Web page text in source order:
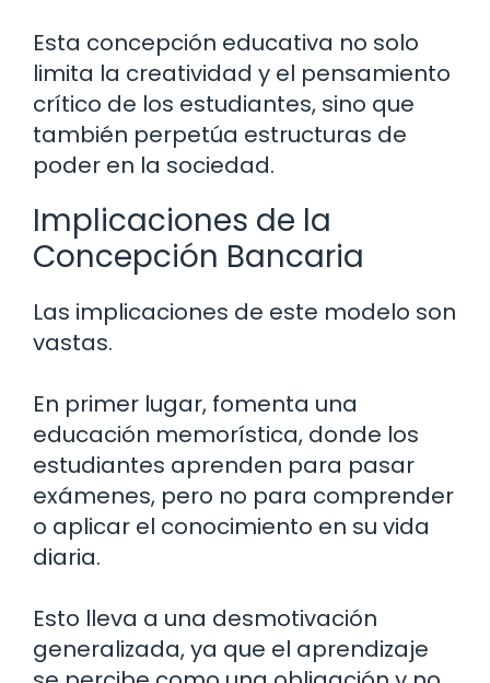
Esta concepción educativa no solo
limita la creatividad y el pensamiento
crítico de los estudiantes, sino que
también perpetúa estructuras de
poder en la sociedad.
Implicaciones de la
Concepción Bancaria
Las implicaciones de este modelo son
vastas.
En primer lugar, fomenta una
educación memorística, donde los
estudiantes aprenden para pasar
exámenes, pero no para comprender
o aplicar el conocimiento en su vida
diaria.
Esto lleva a una desmotivación
generalizada, ya que el aprendizaje